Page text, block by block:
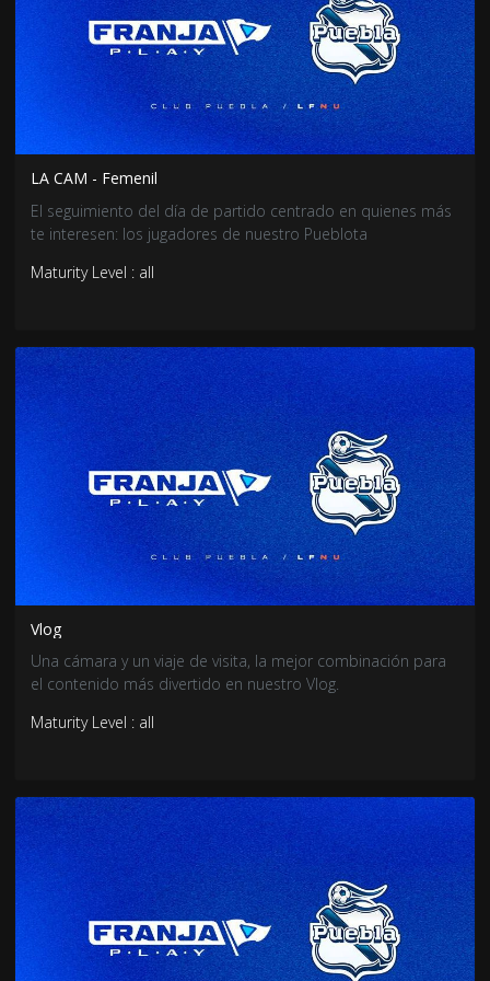
LA CAM - Femenil
El seguimiento del día de partido centrado en quienes más
te interesen: los jugadores de nuestro Pueblota
Maturity Level : all
Vlog
Una cámara y un viaje de visita, la mejor combinación para
el contenido más divertido en nuestro Vlog.
Maturity Level : all